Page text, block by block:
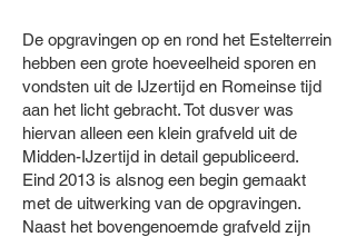
De opgravingen op en rond het Estelterrein
hebben een grote hoeveelheid sporen en
vondsten uit de IJzertijd en Romeinse tijd
aan het licht gebracht. Tot dusver was
hiervan alleen een klein grafveld uit de
Midden-IJzertijd in detail gepubliceerd.
Eind 2013 is alsnog een begin gemaakt
met de uitwerking van de opgravingen.
Naast het bovengenoemde grafveld zijn